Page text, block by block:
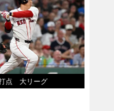
点 大リーグ